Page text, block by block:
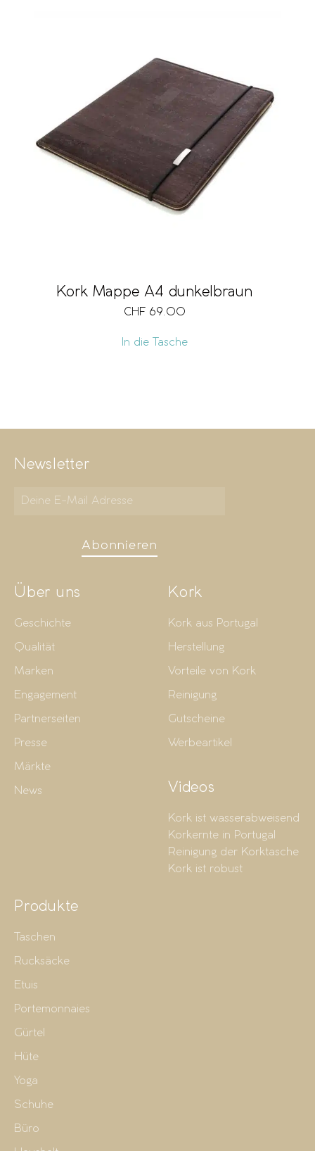
Kork Mappe A4 dunkelbraun
CHF 69.00
In die Tasche
Newsletter
Abonnieren
Über uns
Geschichte
Qualität
Marken
Engagement
Partnerseiten
Presse
Märkte
News
Kork
Kork aus Portugal
Herstellung
Vorteile von Kork
Reinigung
Gutscheine
Werbeartikel
Videos
Kork ist wasserabweisend
Korkernte in Portugal
Reinigung der Korktasche
Kork ist robust
Produkte
Taschen
Rucksäcke
Etuis
Portemonnaies
Gürtel
Hüte
Yoga
Schuhe
Büro